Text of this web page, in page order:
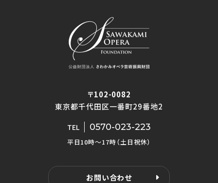
〒102-0082
東京都千代田区一番町29番地2
TEL 0570-023-223
平日10時〜17時（土日祝休）
お問い合わせ